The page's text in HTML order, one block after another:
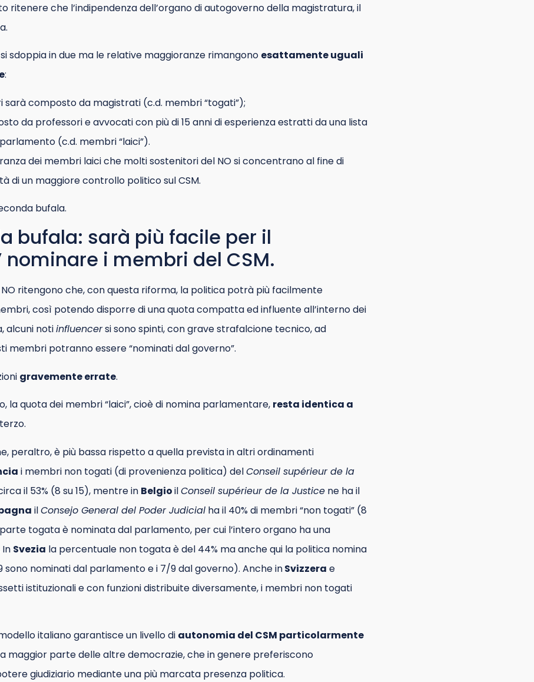
ritenere che l’indipendenza dell’organo di autogoverno della magistratura, il
sdoppia in due ma le relative maggioranze rimangono esattamente uguali
:
sarà composto da magistrati (c.d. membri “togati”);
da professori e avvocati con più di 15 anni di esperienza estratti da una lista
(c.d. membri “laici”).
dei membri laici che molti sostenitori del NO si concentrano al fine di
di un maggiore controllo politico sul CSM.
bufala.
bufala: sarà più facile per il
nominare i membri del CSM.
ritengono che, con questa riforma, la politica potrà più facilmente
così potendo disporre di una quota compatta ed influente all’interno dei
alcuni notiinfluencersi sono spinti, con grave strafalcione tecnico, ad
membri potranno essere “nominati dal governo”.
gravemente errate.
la quota dei membri “laici”, cioè di nomina parlamentare, resta identica a
peraltro, è più bassa rispetto a quella prevista in altri ordinamenti
i membri non togati (di provenienza politica) delConseil supérieur de la
il 53% (8 su 15), mentre in BelgioilConseil supérieur de la Justice ne ha il
ilConsejo General del Poder Judicial ha il 40% di membri “non togati” (8
togata è nominata dal parlamento, per cui l’intero organo ha una
Svezia la percentuale non togata è del 44% ma anche qui la politica nomina
sono nominati dal parlamento e i 7/9 dal governo). Anche inSvizzera e
istituzionali e con funzioni distribuite diversamente, i membri non togati
italiano garantisce un livello di autonomia del CSM particolarmente
maggior parte delle altre democrazie, che in genere preferiscono
giudiziario mediante una più marcata presenza politica.